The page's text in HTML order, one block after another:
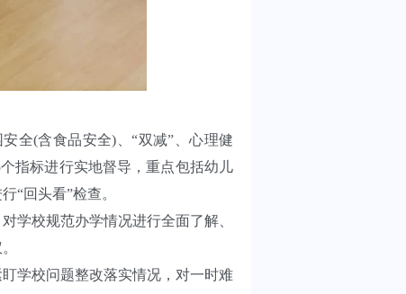
全(含食品安全)、“双减”、心理健
指标进行实地督导，重点包括幼儿
“回头看”检查。
校规范办学情况进行全面了解、
学校问题整改落实情况，对一时难